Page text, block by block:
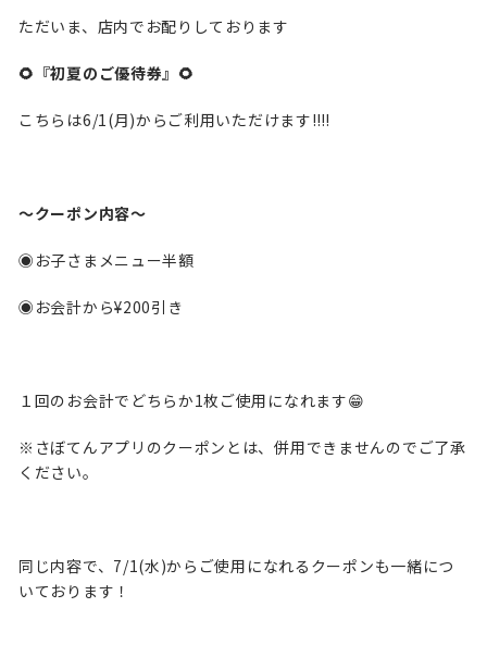
ただいま、店内でお配りしております
🌻 『初夏のご優待券』🌻
こちらは6/1(月)からご利用いただけます‼︎‼︎
〜クーポン内容〜
◉お子さまメニュー半額
◉お会計から¥200引き
１回のお会計でどちらか1枚ご使用になれます😁
※さぼてんアプリのクーポンとは、併用できませんのでご了承
ください。
同じ内容で、7/1(水)からご使用になれるクーポンも一緒につ
いております！